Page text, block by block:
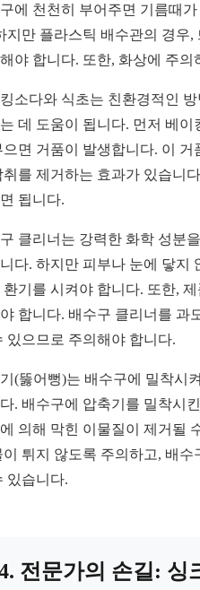
에 천천히 부어주면 기름때
지만 플라스틱 배수관의 경우
야 합니다. 또한, 화상에 주
소다와 식초는 친환경적인
데 도움이 됩니다. 먼저 베
으면 거품이 발생합니다. 이
취를 제거하는 효과가 있습니
됩니다.
클리너는 강력한 화학 성분
다. 하지만 피부나 눈에 닿지
환기를 시켜야 합니다. 또한,
합니다. 배수구 클리너를 과
있으므로 주의해야 합니다.
(뚫어뻥)는 배수구에 밀착시
. 배수구에 압축기를 밀착시
의해 막힌 이물질이 제거될
이 튀지 않도록 주의하고, 배
있습니다.
전문가의 손길: 싱